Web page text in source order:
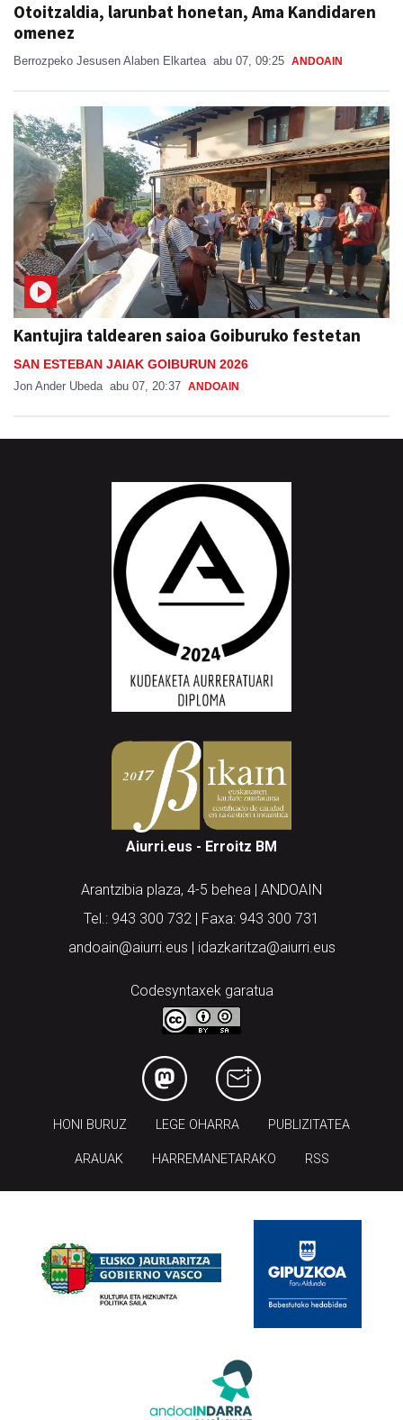
Otoitzaldia, larunbat honetan, Ama Kandidaren
omenez
Berrozpeko Jesusen Alaben Elkartea abu 07, 09:25 ANDOAIN
Kantujira taldearen saioa Goiburuko festetan
SAN ESTEBAN JAIAK GOIBURUN 2026
Jon Ander Ubeda abu 07, 20:37 ANDOAIN
Aiurri.eus - Erroitz BM
Arantzibia plaza, 4-5 behea | ANDOAIN
Tel.: 943 300 732 | Faxa: 943 300 731
andoain@aiurri.eus | idazkaritza@aiurri.eus
Codesyntaxek garatua
HONI BURUZ LEGE OHARRA PUBLIZITATEA
ARAUAK HARREMANETARAKO RSS